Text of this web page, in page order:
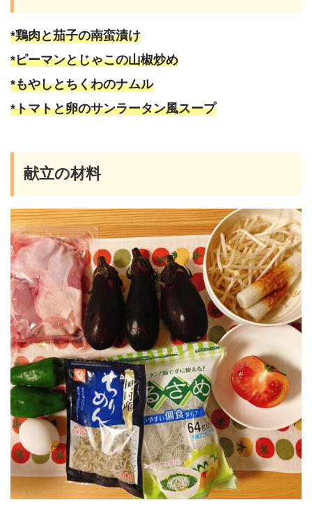
*鶏肉と茄子の南蛮漬け
*ピーマンとじゃこの山椒炒め
*もやしとちくわのナムル
*トマトと卵のサンラータン風スープ
献立の材料